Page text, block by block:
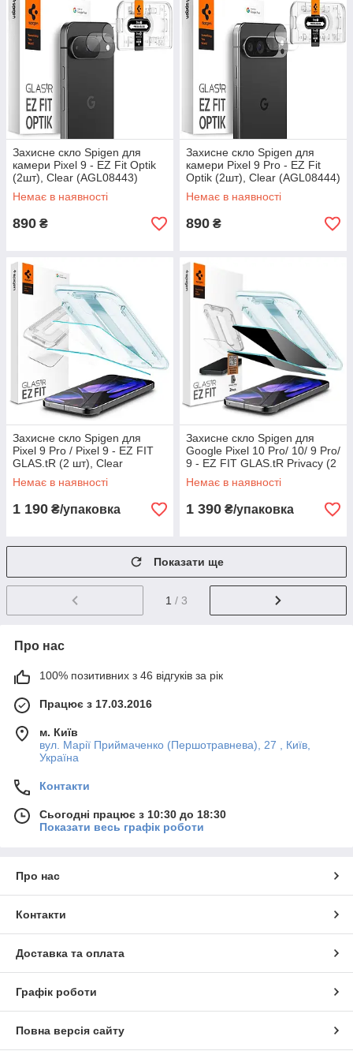
Захисне скло Spigen для
камери Pixel 9 - EZ Fit Optik
(2шт), Clear (AGL08443)
Немає в наявності
890 ₴
Захисне скло Spigen для
камери Pixel 9 Pro - EZ Fit
Optik (2шт), Clear (AGL08444)
Немає в наявності
890 ₴
Захисне скло Spigen для
Pixel 9 Pro / Pixel 9 - EZ FIT
GLAS.tR (2 шт), Clear
(AGL08442)
Немає в наявності
1 190 ₴/упаковка
Захисне скло Spigen для
Google Pixel 10 Pro/ 10/ 9 Pro/
9 - EZ FIT GLAS.tR Privacy (2
шт), Антишпигун (AGL09312)
Немає в наявності
1 390 ₴/упаковка
Показати ще
1 / 3
Про нас
100% позитивних з 46 відгуків за рік
Працює з 17.03.2016
м. Київ
вул. Марії Приймаченко (Першотравнева), 27 , Київ,
Україна
Контакти
Сьогодні працює з 10:30 до 18:30
Показати весь графік роботи
Про нас
Контакти
Доставка та оплата
Графік роботи
Повна версія сайту